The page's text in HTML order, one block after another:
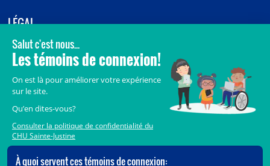
LÉGAL
© 2006-2026CHU Sainte-Justine.
Tous droits réservés.
Crédits
Accès aux documents des organismes publics